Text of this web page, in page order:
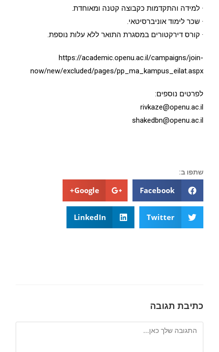
· למידה והתקדמות כקבוצה קטנה ומאוחדת.
· שכר לימוד אוניברסיטאי.
· קורס דירקטורים במסגרת התואר ללא עלות נוספת.
https://academic.openu.ac.il/campaigns/join-
now/new/excluded/pages/pp_ma_kampus_eilat.aspx
לפרטים נוספים:
rivkaze@openu.ac.il
shakedbn@openu.ac.il
שתפו ב:
Facebook
Google+
Twitter
LinkedIn
כתיבת תגובה